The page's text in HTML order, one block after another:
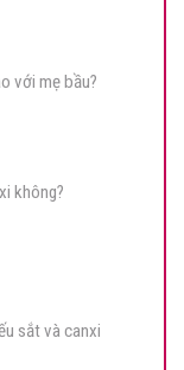
với mẹ bầu?
không?
sắt và canxi